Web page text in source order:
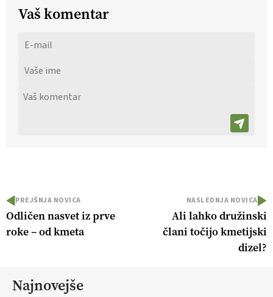
Vaš komentar
PREJŠNJA NOVICA
Odličen nasvet iz prve
roke – od kmeta
NASLEDNJA NOVICA
Ali lahko družinski
člani točijo kmetijski
dizel?
Najnovejše